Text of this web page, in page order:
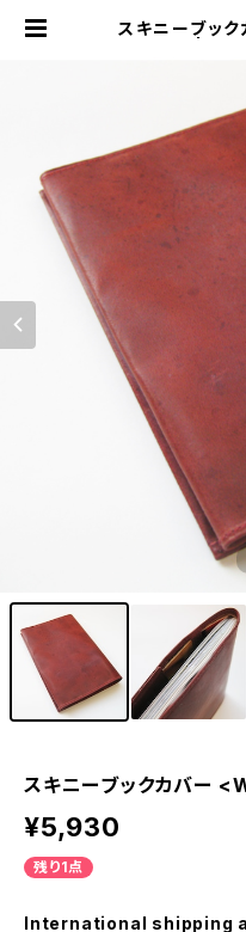
スキニーブッ
スキニーブックカバー
¥5,930
残り1点
International shipping